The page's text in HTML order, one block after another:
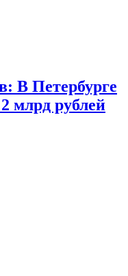
В Петербурге
млрд рублей